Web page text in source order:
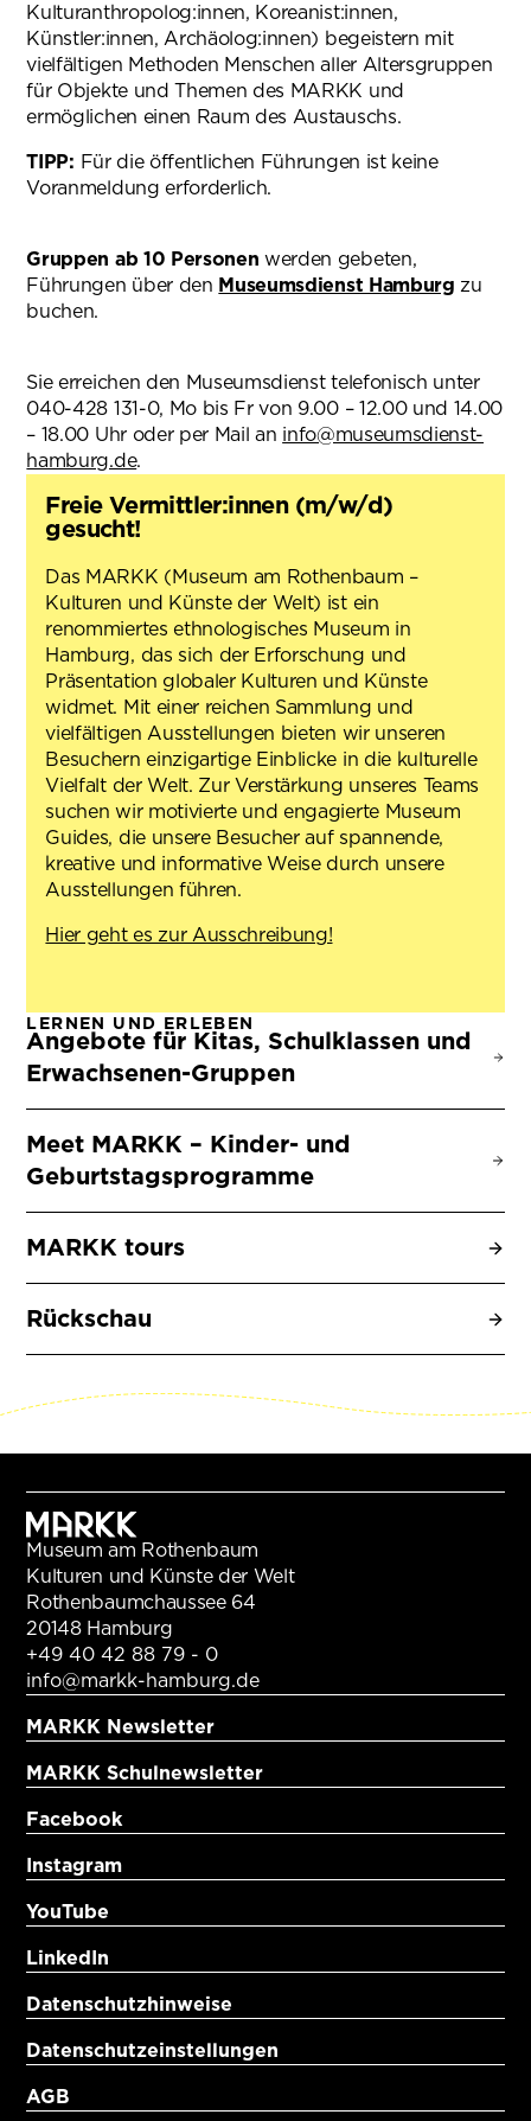
Kulturanthropolog:innen, Koreanist:innen,
Künstler:innen, Archäolog:innen) begeistern mit
vielfältigen Methoden Menschen aller Altersgruppen
für Objekte und Themen des MARKK und
ermöglichen einen Raum des Austauschs.
TIPP: Für die öffentlichen Führungen ist keine
Voranmeldung erforderlich.
Gruppen ab 10 Personenwerden gebeten,
Führungen über den Museumsdienst Hamburg(öffnet
zu
buchen.
Sie erreichen den Museumsdienst telefonisch unter
040-428 131-0, Mo bis Fr von 9.00 – 12.00 und 14.00
– 18.00 Uhr oder per Mail an info@museumsdienst-
hamburg.de(öffnet in neuem Tab)
.
Freie Vermittler:innen (m/w/d)
gesucht!
Das MARKK (Museum am Rothenbaum –
Kulturen und Künste der Welt) ist ein
renommiertes ethnologisches Museum in
Hamburg, das sich der Erforschung und
Präsentation globaler Kulturen und Künste
widmet. Mit einer reichen Sammlung und
vielfältigen Ausstellungen bieten wir unseren
Besuchern einzigartige Einblicke in die kulturelle
Vielfalt der Welt. Zur Verstärkung unseres Teams
suchen wir motivierte und engagierte Museum
Guides, die unsere Besucher auf spannende,
kreative und informative Weise durch unsere
Ausstellungen führen.
Hier geht es zur Ausschreibung!
LERNEN UND ERLEBEN
Angebote für Kitas, Schulklassen und
Erwachsenen-Gruppen
Meet MARKK – Kinder- und
Geburtstagsprogramme
MARKK tours
Rückschau
Museum am Rothenbaum
Kulturen und Künste der Welt
Rothenbaumchaussee 64
20148 Hamburg
+49 40 42 88 79 - 0
info@markk-hamburg.de
MARKK Newsletter
MARKK Schulnewsletter
Facebook
Instagram
YouTube
LinkedIn
Datenschutzhinweise
Datenschutzeinstellungen
AGB